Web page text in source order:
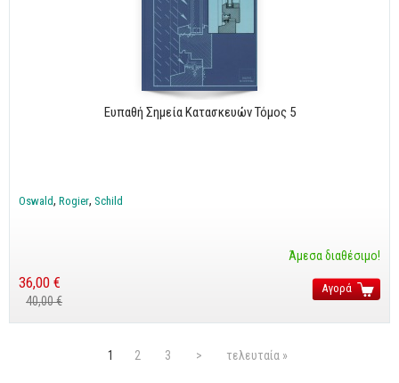
Ευπαθή Σημεία Κατασκευών Τόμος 5
Oswald Rogier Schild
Άμεσα διαθέσιμο!
36,00 €
40,00 €
Αγορά
1 2 3 > τελευταία »